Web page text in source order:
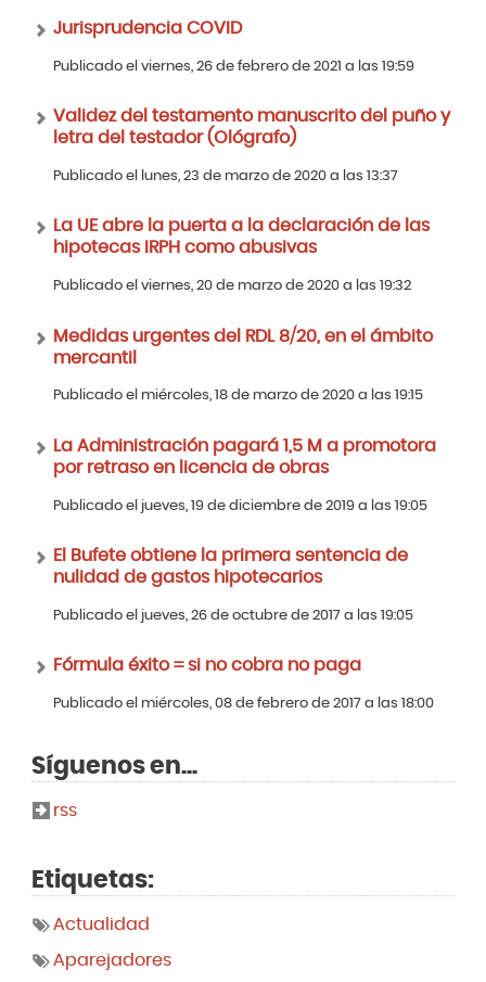
Jurisprudencia COVID
Publicado el viernes, 26 de febrero de 2021 a las 19:59
Validez del testamento manuscrito del puño y
letra del testador (Ológrafo)
Publicado el lunes, 23 de marzo de 2020 a las 13:37
La UE abre la puerta a la declaración de las
hipotecas IRPH como abusivas
Publicado el viernes, 20 de marzo de 2020 a las 19:32
Medidas urgentes del RDL 8/20, en el ámbito
mercantil
Publicado el miércoles, 18 de marzo de 2020 a las 19:15
La Administración pagará 1,5 M a promotora
por retraso en licencia de obras
Publicado el jueves, 19 de diciembre de 2019 a las 19:05
El Bufete obtiene la primera sentencia de
nulidad de gastos hipotecarios
Publicado el jueves, 26 de octubre de 2017 a las 19:05
Fórmula éxito = si no cobra no paga
Publicado el miércoles, 08 de febrero de 2017 a las 18:00
Síguenos en...
rss
Etiquetas:
Actualidad
Aparejadores